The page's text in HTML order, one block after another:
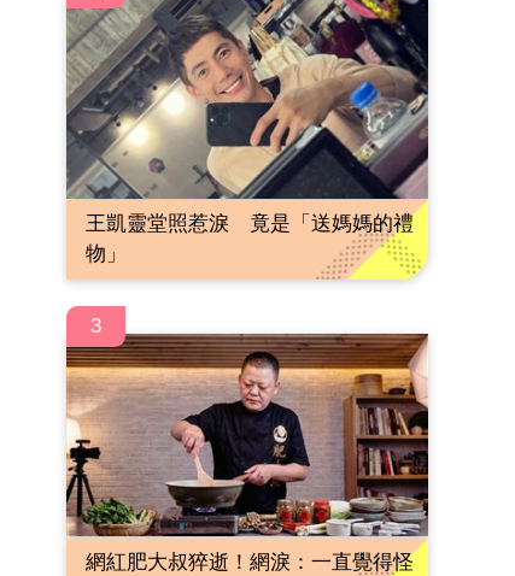
王凱靈堂照惹淚 竟是「送媽媽的禮
物」
3
網紅肥大叔猝逝！網淚：一直覺得怪